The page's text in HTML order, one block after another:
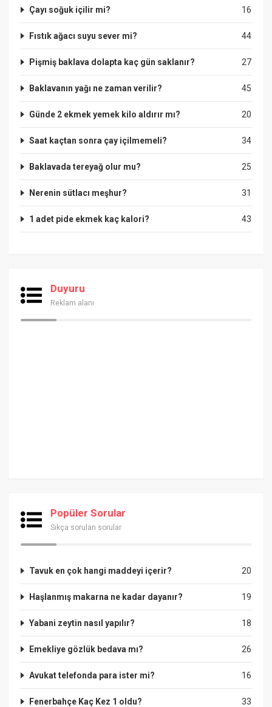
16
Çayı soğuk içilir mi?
44
Fıstık ağacı suyu sever mi?
27
Pişmiş baklava dolapta kaç gün saklanır?
45
Baklavanın yağı ne zaman verilir?
20
Günde 2 ekmek yemek kilo aldırır mı?
34
Saat kaçtan sonra çay içilmemeli?
25
Baklavada tereyağ olur mu?
31
Nerenin sütlacı meşhur?
43
1 adet pide ekmek kaç kalori?
Duyuru
Reklam alanı
Popüler Sorular
Sıkça sorulan sorular
20
Tavuk en çok hangi maddeyi içerir?
19
Haşlanmış makarna ne kadar dayanır?
18
Yabani zeytin nasıl yapılır?
26
Emekliye gözlük bedava mı?
16
Avukat telefonda para ister mi?
33
Fenerbahçe Kaç Kez 1 oldu?